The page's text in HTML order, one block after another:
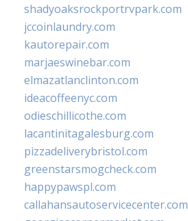
shadyoaksrockportrvpark.com
jccoinlaundry.com
kautorepair.com
marjaeswinebar.com
elmazatlanclinton.com
ideacoffeenyc.com
odieschillicothe.com
lacantinitagalesburg.com
pizzadeliverybristol.com
greenstarsmogcheck.com
happypawspl.com
callahansautoservicecenter.com